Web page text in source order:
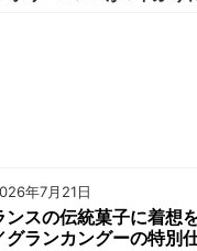
年7月21日
ンスの伝統菓子に着想
グランカングーの特別